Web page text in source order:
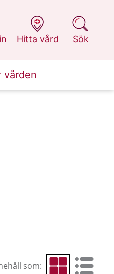
Hitta vård
på 1177.se
Sök
på 1177.se
vården
som: Visa som rutnät
Visa som